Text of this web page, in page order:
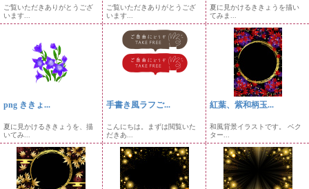
ご覧いただきありがとうござ
います...
ご覧いただきありがとうござ
います...
夏に見かけるききょうを描い
てみま...
png ききょ...
夏に見かけるききょうを、描
いてみ...
手書き風ラフご...
こんにちは。まずは閲覧いた
だきあ...
紅葉、紫和柄玉...
和風背景イラストです。 ベク
ター...